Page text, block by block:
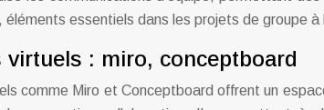
éléments essentiels dans les projets de groupe à
virtuels : miro, conceptboard
comme Miro et Conceptboard offrent un